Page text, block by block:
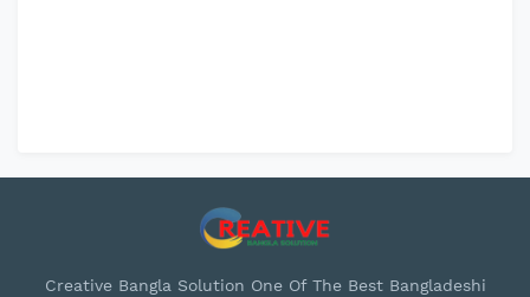
Creative Bangla Solution One Of The Best Bangladeshi